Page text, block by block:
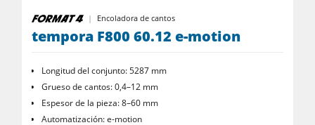
Encoladora de cantos
tempora F800 60.12 e-motion
Longitud del conjunto: 5287 mm
Grueso de cantos: 0,4–12 mm
Espesor de la pieza: 8–60 mm
Automatización: e-motion